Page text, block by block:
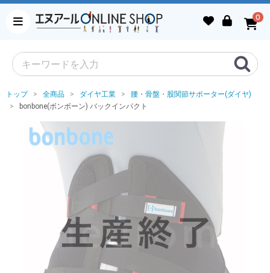
0
トップ 全商品 ダイヤ工業
腰・骨盤・股関節サポーター(ダイヤ)
bonbone(ボンボーン) バックインパクト